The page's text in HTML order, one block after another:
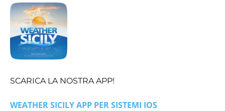
SCARICA LA NOSTRA APP!
WEATHER SICILY APP PER SISTEMI IOS